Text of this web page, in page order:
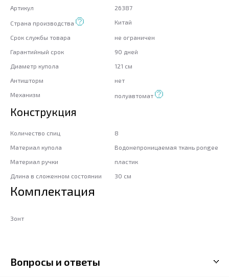
Артикул 26387
Страна производства Китай
Срок службы товара
не ограничен
Гарантийный срок
90 дней
Диаметр купола
121 см
Антишторм
нет
Механизм
полуавтомат
Конструкция
Количество спиц
8
Материал купола
Водонепроницаемая ткань pongee
Материал ручки
пластик
Длина в сложенном состоянии
30 см
Комплектация
Зонт
Вопросы и ответы